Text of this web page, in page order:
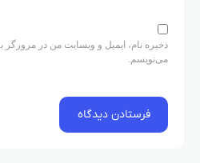
ذخیره نام، ایمیل و وبسایت من در مرورگر
می‌نویسم.